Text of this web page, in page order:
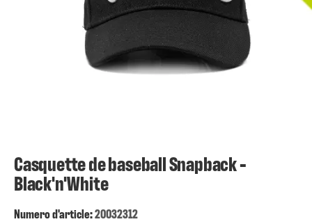
Casquette de baseball Snapback -
Black'n'White
Numero d'article:20032312